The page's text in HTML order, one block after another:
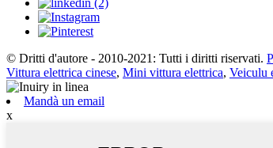
© Dritti d'autore - 2010-2021: Tutti i diritti riservati.
Vittura elettrica cinese, Mini vittura elettrica, Veiculu
Mandà un email
x